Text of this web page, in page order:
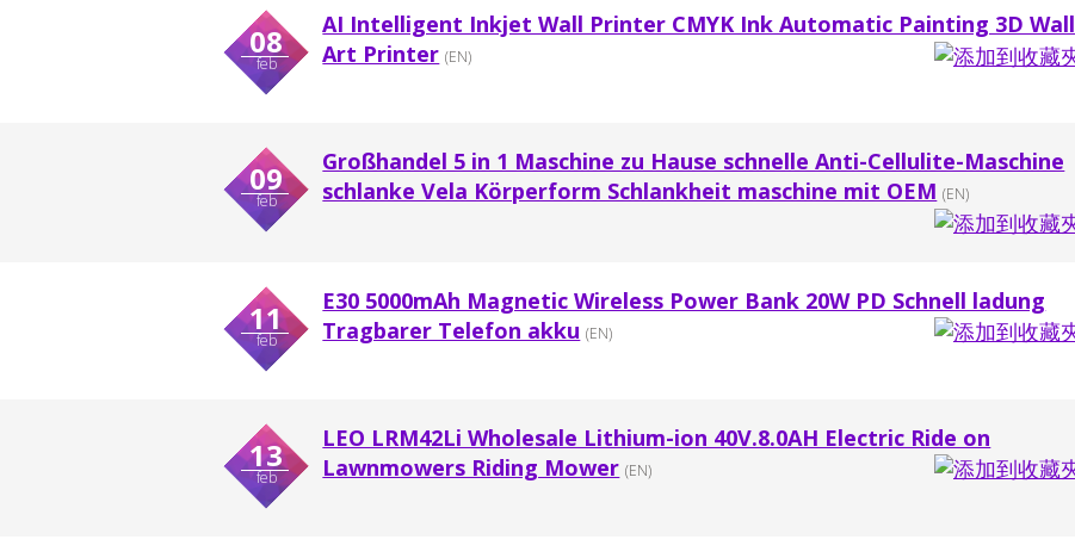
08
feb
AI Intelligent Inkjet Wall Printer CMYK Ink Automatic Painting 3D Wall
Art Printer (EN)
09
feb
Großhandel 5 in 1 Maschine zu Hause schnelle Anti-Cellulite-Maschine
schlanke Vela Körperform Schlankheit maschine mit OEM (EN)
11
feb
E30 5000mAh Magnetic Wireless Power Bank 20W PD Schnell ladung
Tragbarer Telefon akku (EN)
13
feb
LEO LRM42Li Wholesale Lithium-ion 40V.8.0AH Electric Ride on
Lawnmowers Riding Mower (EN)